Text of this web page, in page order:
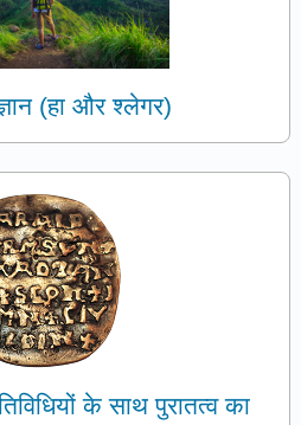
(हा और श्लेगर)
के साथ पुरातत्व का